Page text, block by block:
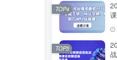
TOP4
TOP5